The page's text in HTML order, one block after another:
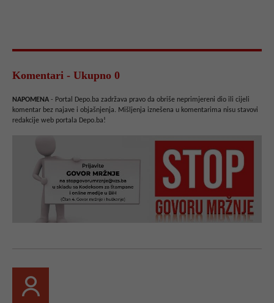
Komentari - Ukupno 0
NAPOMENA - Portal Depo.ba zadržava pravo da obriše neprimjereni dio ili cijeli
komentar bez najave i objašnjenja. Mišljenja iznešena u komentarima nisu stavovi
redakcije web portala Depo.ba!